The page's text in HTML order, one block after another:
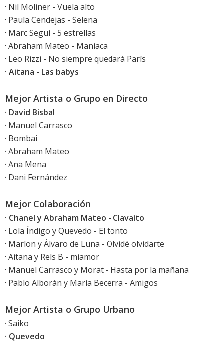
· Nil Moliner - Vuela alto
· Paula Cendejas - Selena
· Marc Seguí - 5 estrellas
· Abraham Mateo - Maníaca
· Leo Rizzi - No siempre quedará París
· Aitana - Las babys
Mejor Artista o Grupo en Directo
· David Bisbal
· Manuel Carrasco
· Bombai
· Abraham Mateo
· Ana Mena
· Dani Fernández
Mejor Colaboración
· Chanel y Abraham Mateo - Clavaíto
· Lola Índigo y Quevedo - El tonto
· Marlon y Álvaro de Luna - Olvidé olvidarte
· Aitana y Rels B - miamor
· Manuel Carrasco y Morat - Hasta por la mañana
· Pablo Alborán y María Becerra - Amigos
Mejor Artista o Grupo Urbano
· Saiko
· Quevedo